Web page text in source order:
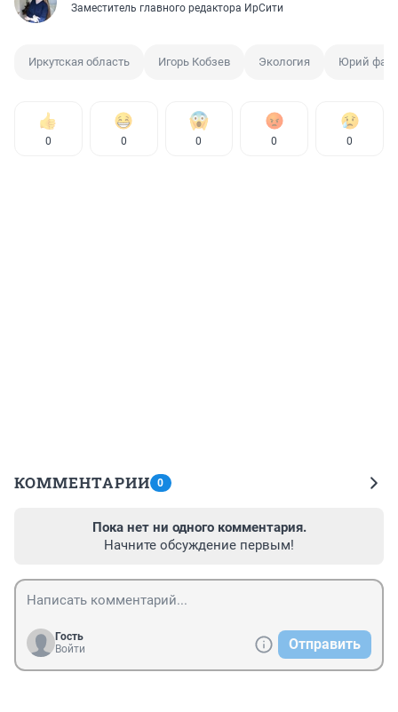
Заместитель главного редактора ИрСити
Иркутская область Игорь Кобзев Экология Юрий
0 0 0 0 0
КОММЕНТАРИИ 0
Пока нет ни одного комментария.
Начните обсуждение первым!
Гость
Войти
Отправить